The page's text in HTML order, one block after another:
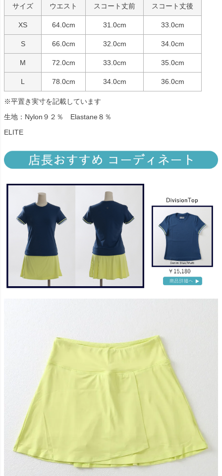
サイズ ウエスト スコート丈前 スコート丈後
XS 64.0cm 31.0cm 33.0cm
S 66.0cm 32.0cm 34.0cm
M 72.0cm 33.0cm 35.0cm
L 78.0cm 34.0cm 36.0cm
※平置き実寸を記載しています
生地：Nylon９２％ Elastane８％
ELITE